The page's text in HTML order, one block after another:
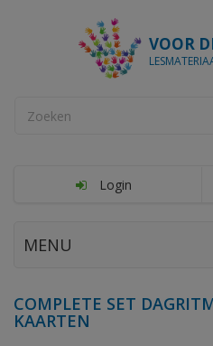
VOOR
Login
MENU
COMPLETE SET
KAARTEN